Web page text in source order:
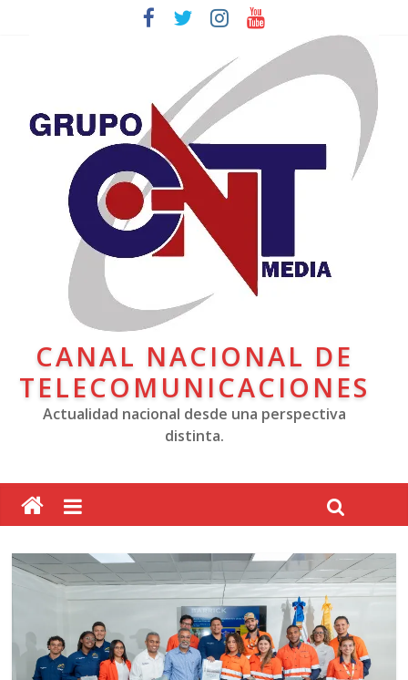
CANAL NACIONAL DE
TELECOMUNICACIONES
Actualidad nacional desde una perspectiva
distinta.